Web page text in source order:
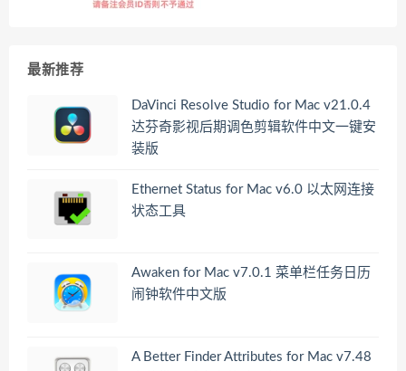
最新推荐
DaVinci Resolve Studio for Mac v21.0.4
达芬奇影视后期调色剪辑软件中文一键安
装版
Ethernet Status for Mac v6.0 以太网连接
状态工具
Awaken for Mac v7.0.1 菜单栏任务日历
闹钟软件中文版
A Better Finder Attributes for Mac v7.48